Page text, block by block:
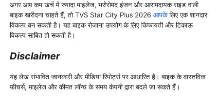
अगर आप कम खर्च में ज्यादा माइलेज, भरोसेमंद इंजन और आरामदायक राइड वाली
बाइक खरीदना चाहते हैं, तो TVS Star City Plus 2026 आपकेलिए एक शानदार
विकल्प बन सकती है। यह बाइक रोजाना उपयोग के लिए किफायती और टिकाऊ
विकल्प साबित हो सकती है।
Disclaimer
यह लेख संभावित जानकारी और मीडिया रिपोर्ट्स पर आधारित है। बाइक के वास्तविक
फीचर्स, माइलेज और कीमत लॉन्च के समय कंपनी द्वारा बदले जा सकते हैं।